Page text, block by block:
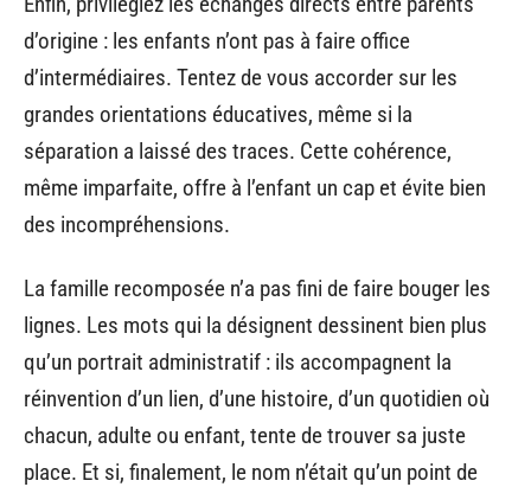
d’origine : les enfants n’ont pas à faire office
d’intermédiaires. Tentez de vous accorder sur les
grandes orientations éducatives, même si la
séparation a laissé des traces. Cette cohérence,
même imparfaite, offre à l’enfant un cap et évite bien
des incompréhensions.
La famille recomposée n’a pas fini de faire bouger les
lignes. Les mots qui la désignent dessinent bien plus
qu’un portrait administratif : ils accompagnent la
réinvention d’un lien, d’une histoire, d’un quotidien où
chacun, adulte ou enfant, tente de trouver sa juste
place. Et si, finalement, le nom n’était qu’un point de